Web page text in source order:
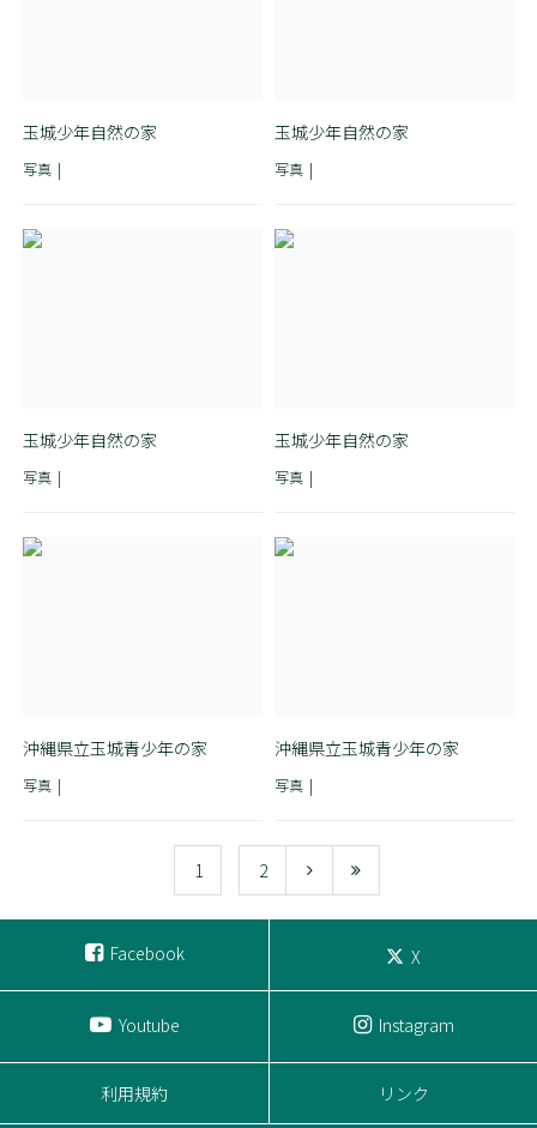
玉城少年自然の家
写真
玉城少年自然の家
写真
玉城少年自然の家
写真
玉城少年自然の家
写真
沖縄県立玉城青少年の家
写真
沖縄県立玉城青少年の家
写真
1 2
Facebook X
Youtube Instagram
利用規約 リンク